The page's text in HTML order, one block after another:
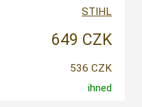
STIHL
649 CZK
536 CZK
ihned